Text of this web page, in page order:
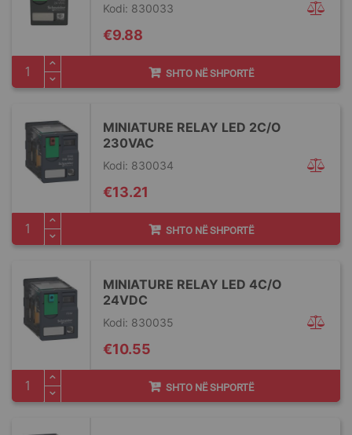
Kodi: 830033
€9.88
SHTO NË SHPORTË
MINIATURE RELAY LED 2C/O
230VAC
Kodi: 830034
€13.21
SHTO NË SHPORTË
MINIATURE RELAY LED 4C/O
24VDC
Kodi: 830035
€10.55
SHTO NË SHPORTË